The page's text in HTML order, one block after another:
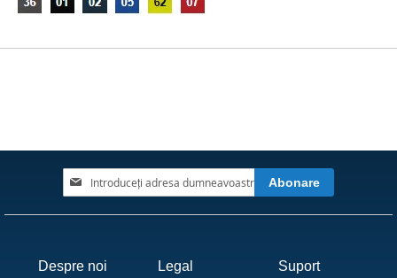
Inscrieți-
vă
Abonare
Despre noi Legal Suport